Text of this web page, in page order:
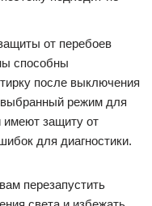
от перебоев
способны
после выключения
выбранный режим для
имеют защиту от
для диагностики.
перезапустить